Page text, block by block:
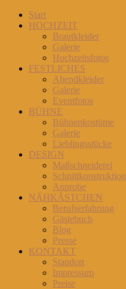
Start
HOCHZEIT
Brautkleider
Galerie
Hochzeitsfotos
FESTLICHES
Abendkleider
Galerie
Eventfotos
BÜHNE
Bühnenkostüme
Galerie
Lieblingsstücke
DESIGN
Maßschneiderei
Schnittkonstruktion
Anprobe
NÄHKÄSTCHEN
Berufserfahrung
Gästebuch
Blog
Presse
KONTAKT
Standort
Impressum
Preise